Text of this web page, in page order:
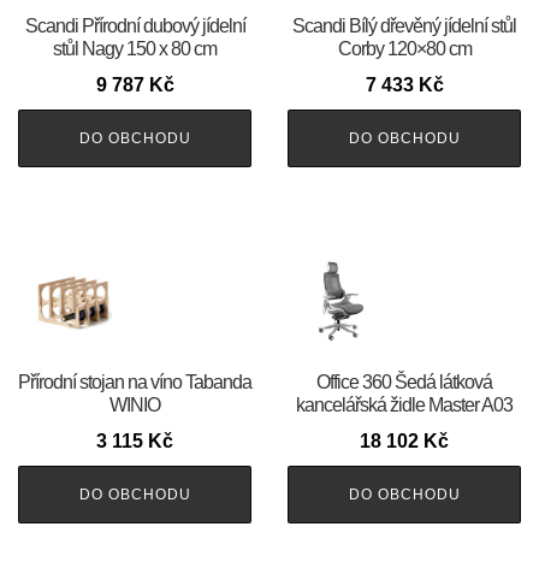
Scandi Přírodní dubový jídelní
stůl Nagy 150 x 80 cm
9 787 Kč
DO OBCHODU
Scandi Bílý dřevěný jídelní stůl
Corby 120×80 cm
7 433 Kč
DO OBCHODU
Přírodní stojan na víno Tabanda
WINIO
3 115 Kč
DO OBCHODU
Office 360 Šedá látková
kancelářská židle Master A03
18 102 Kč
DO OBCHODU